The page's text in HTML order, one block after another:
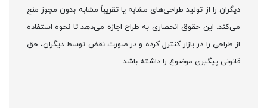
دیگران را از تولید طراحی‌های مشابه یا تقریباً مشابه بدون مجوز منع
می‌کند. این حقوق انحصاری به طراح اجازه می‌دهد تا نحوه استفاده
از طراحی را در بازار کنترل کرده و در صورت نقض توسط دیگران، حق
قانونی پیگیری موضوع را داشته باشد.